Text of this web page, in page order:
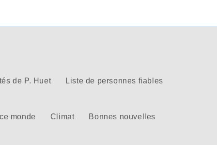
de P. Huet Liste de personnes fiables
monde Climat Bonnes nouvelles